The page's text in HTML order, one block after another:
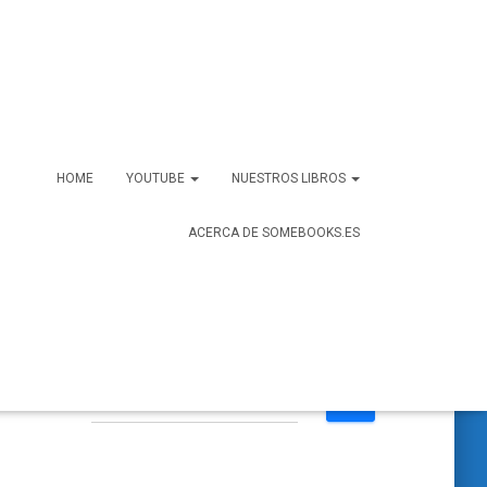
HOME YOUTUBE NUESTROS LIBROS
ACERCA DE SOMEBOOKS.ES
u